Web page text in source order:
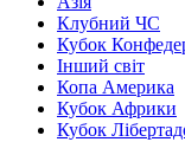
Клубний ЧС
Кубок
Інший світ
Копа Америка
Кубок Африки
Кубок